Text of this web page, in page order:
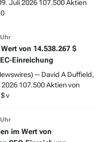
Juli 2026 107.500 Aktien
von 14.538.267 $
Einreichung
-- David A Duffield,
107.500 Aktien von
v
im Wert von